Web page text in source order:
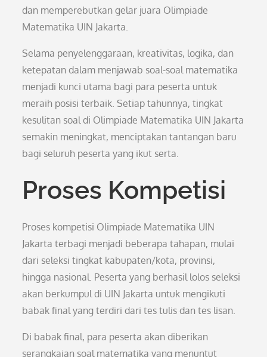
dan memperebutkan gelar juara Olimpiade
Matematika UIN Jakarta.
Selama penyelenggaraan, kreativitas, logika, dan
ketepatan dalam menjawab soal-soal matematika
menjadi kunci utama bagi para peserta untuk
meraih posisi terbaik. Setiap tahunnya, tingkat
kesulitan soal di Olimpiade Matematika UIN Jakarta
semakin meningkat, menciptakan tantangan baru
bagi seluruh peserta yang ikut serta.
Proses Kompetisi
Proses kompetisi Olimpiade Matematika UIN
Jakarta terbagi menjadi beberapa tahapan, mulai
dari seleksi tingkat kabupaten/kota, provinsi,
hingga nasional. Peserta yang berhasil lolos seleksi
akan berkumpul di UIN Jakarta untuk mengikuti
babak final yang terdiri dari tes tulis dan tes lisan.
Di babak final, para peserta akan diberikan
serangkaian soal matematika yang menuntut